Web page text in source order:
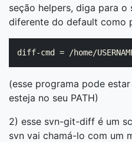
seção helpers, diga para o
diferente do default como
(esse programa pode
esteja no seu PATH)
2) esse svn-git-diff é um
svn vai chamá-lo com um